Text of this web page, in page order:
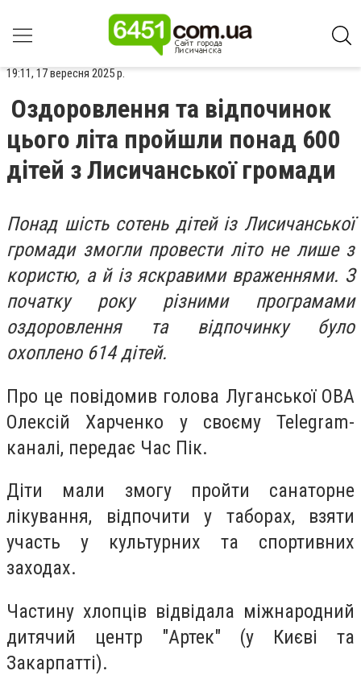
19:11, 17 вересня 2025 р.
Оздоровлення та відпочинок
цього літа пройшли понад 600
дітей з Лисичанської громади
Понад шість сотень дітей із Лисичанської
громади змогли провести літо не лише з
користю, а й із яскравими враженнями. З
початку року різними програмами
оздоровлення та відпочинку було
охоплено 614 дітей.
Про це повідомив голова Луганської ОВА
Олексій Харченко у своєму Telegram-
каналі, передає Час Пік.
Діти мали змогу пройти санаторне
лікування, відпочити у таборах, взяти
участь у культурних та спортивних
заходах.
Частину хлопців відвідала міжнародний
дитячий центр "Артек" (у Києві та
Закарпатті).